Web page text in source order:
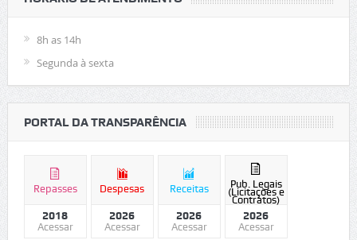
8h as 14h
Segunda à sexta
PORTAL DA TRANSPARÊNCIA
Repasses
2018
Acessar
Despesas
2026
Acessar
Receitas
2026
Acessar
Pub. Legais
(Licitações e
Contratos)
2026
Acessar